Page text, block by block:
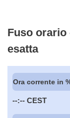
Fuso orario
esatta
Ora corrente in
--:-- CEST